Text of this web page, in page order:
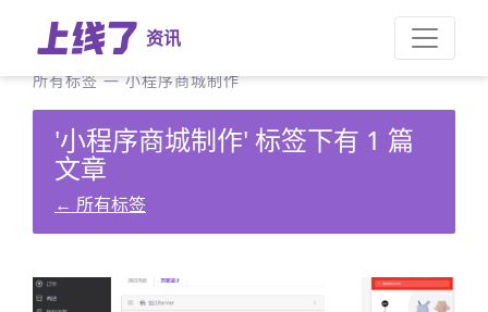
资讯
所有标签—小程序商城制作
'小程序商城制作' 标签下有 1 篇
文章
← 所有标签